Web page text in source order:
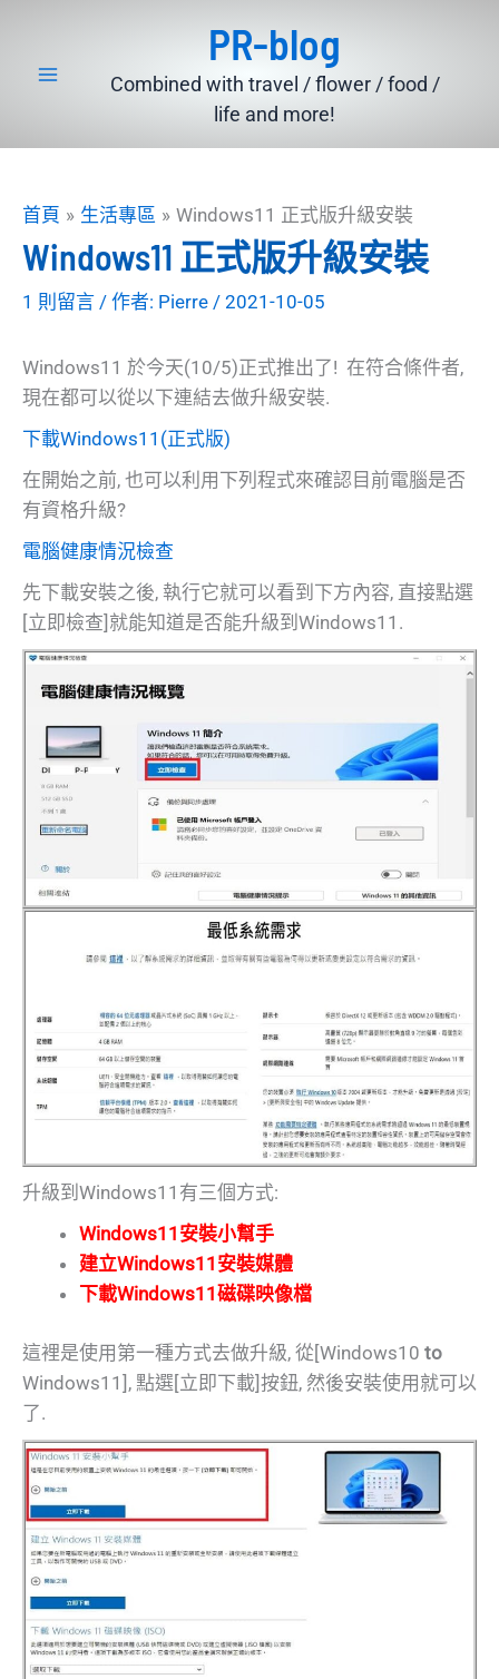
PR-blog
Combined with travel / flower / food /
life and more!
首頁 生活專區 Windows11 正式版升級安裝
Windows11 正式版升級安裝
1 則留言 / 作者: Pierre / 2021-10-05
Windows11 於今天(10/5)正式推出了! 在符合條件者,
現在都可以從以下連結去做升級安裝.
下載Windows11(正式版)
在開始之前, 也可以利用下列程式來確認目前電腦是否
有資格升級?
電腦健康情況檢查
先下載安裝之後, 執行它就可以看到下方內容, 直接點選
[立即檢查]就能知道是否能升級到Windows11.
升級到Windows11有三個方式:
Windows11安裝小幫手
建立Windows11安裝媒體
下載Windows11磁碟映像檔
這裡是使用第一種方式去做升級, 從[Windows10 to
Windows11], 點選[立即下載]按鈕, 然後安裝使用就可以
了.